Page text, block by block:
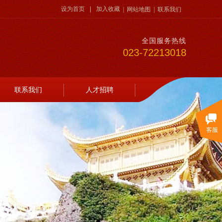
设为首页 加入收藏 网站地图 联系我们
全国服务热线
023-72213018
联系我们 人才招聘
客服